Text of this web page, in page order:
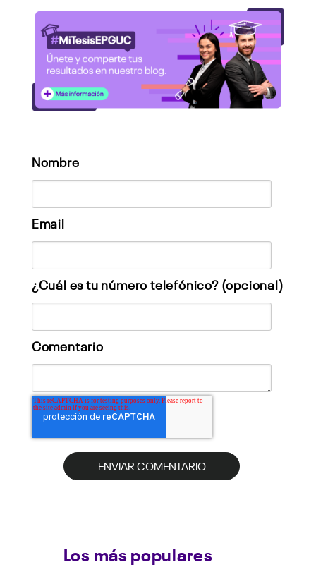
Nombre
Email
¿Cuál es tu número telefónico? (opcional)
Comentario
Los más populares